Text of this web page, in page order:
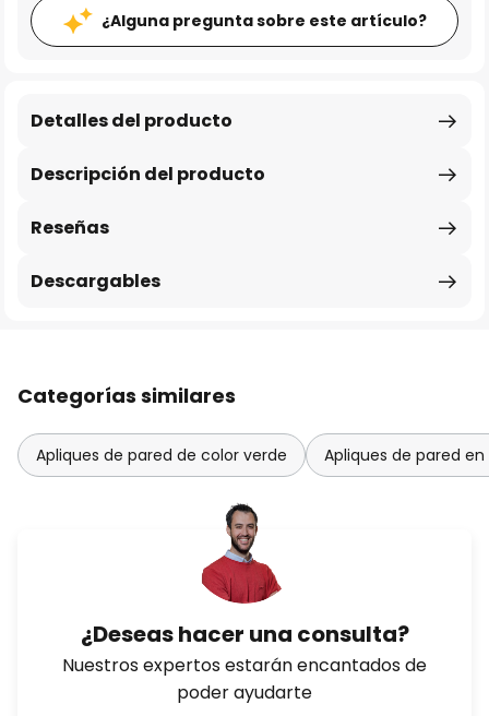
¿Alguna pregunta sobre este artículo?
Descripción del producto
Detalles del producto
Reseñas
Descargables
Categorías similares
Apliques de pared de color verde Apliques de pared
¿Deseas hacer una consulta?
Nuestros expertos estarán encantados de
poder ayudarte